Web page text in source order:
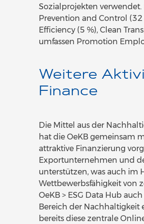
Sozialprojekten
Prevention and Control (32
Efficiency (5 %), Clean
umfassen Promotion
Weitere
Finance
Die Mittel aus der
hat die OeKB gemeinsam
attraktive Finanzierung
Exportunternehmen und
unterstützen, was auch im
Wettbewerbsfähigkeit von
OeKB > ESG Data Hub
Bereich der Nachhaltigkeit
bereits diese zentrale